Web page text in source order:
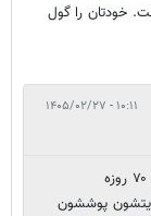
خودتان را گول
۱۰:۱۱ - ۱۴۰۵/۰۲/۲۷
باید هم برگرده.شماها نقشی توی این مقاومت ۷۰ روزه
پوششون